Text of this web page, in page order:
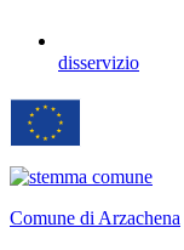
disservizio
Comune di Arzachena